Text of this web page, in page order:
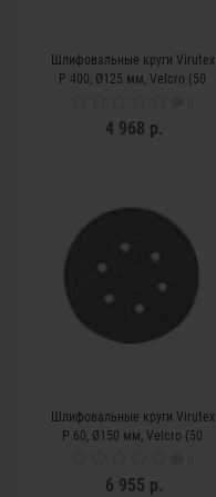
Шлифовальные круги Virutex
P 400, Ø125 мм, Velcro (50
4 968 р.
Шлифовальные круги Virutex
P 60, Ø150 мм, Velcro (50
6 955 р.